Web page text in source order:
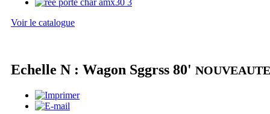
Voir le catalogue
Echelle N : Wagon Sggrss 80' NOUVEAUTE